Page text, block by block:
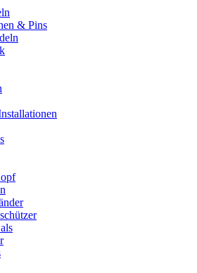
& Pins